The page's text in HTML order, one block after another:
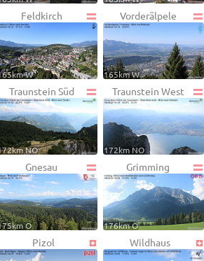
Feldkirch
W
Vorderälpele
165km W
Traunstein Süd
NO
Traunstein West
172km NO
Gnesau
O
Grimming
176km O
Pizol Wildhaus